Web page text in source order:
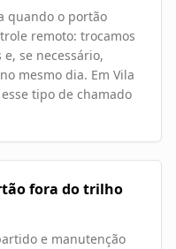
quando o portão
remoto: trocamos
se necessário,
mesmo dia. Em Vila
tipo de chamado
fora do trilho
e manutenção